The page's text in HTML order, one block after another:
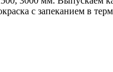
с запеканием в